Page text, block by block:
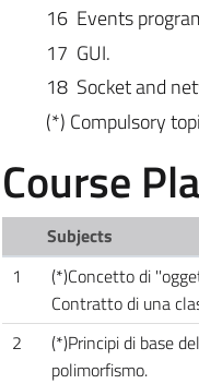
16 Events
17 GUI.
18 Socket and
(*) Compulsory
Course
Subjects
1
(*)Concetto di
Contratto di una
2
(*)Principi di base
polimorfismo.